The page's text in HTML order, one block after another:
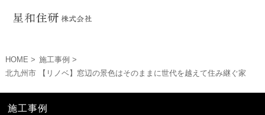
HOME
施工事例
北九州市 【リノベ】窓辺の景色はそのままに世代を越えて住み継ぐ家
施工事例